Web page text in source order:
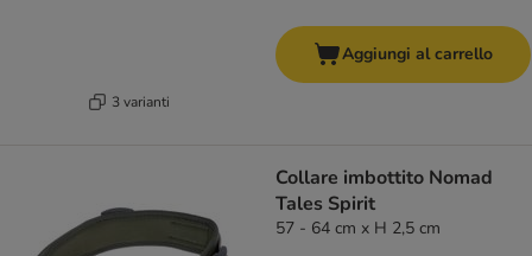
3 varianti
Aggiungi al carrello
Collare imbottito Nomad
Tales Spirit
57 - 64 cm x H 2,5 cm